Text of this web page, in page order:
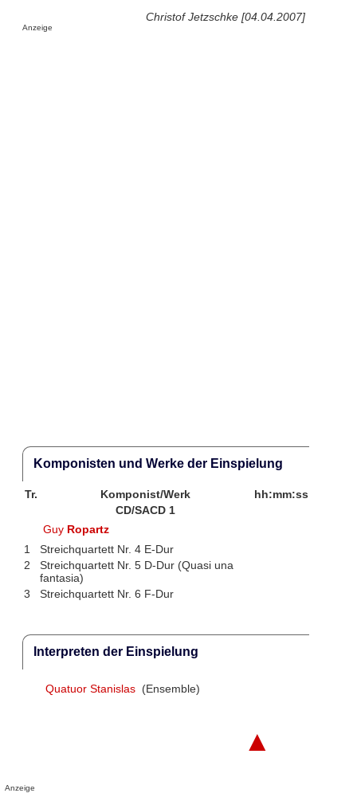
Christof Jetzschke [04.04.2007]
Anzeige
Komponisten und Werke der Einspielung
Tr. Komponist/Werk
hh:mm:ss
CD/SACD 1
Guy Ropartz
1
Streichquartett Nr. 4 E-Dur
2
Streichquartett Nr. 5 D-Dur (Quasi una
fantasia)
3
Streichquartett Nr. 6 F-Dur
Interpreten der Einspielung
Quatuor Stanislas (Ensemble)
▲
Anzeige